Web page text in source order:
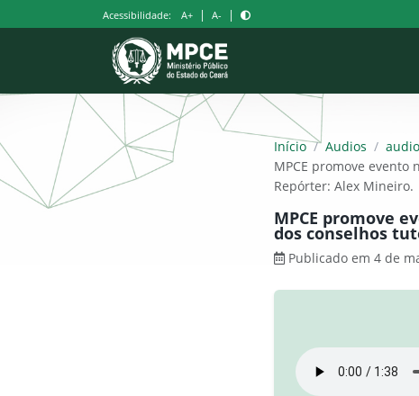
para
Acessibilidade: A+ | A- |
Início / Audios /
MPCE promove
Repórter: Alex Mineiro.
MPCE promove
dos conselhos
Publicado em 4 de